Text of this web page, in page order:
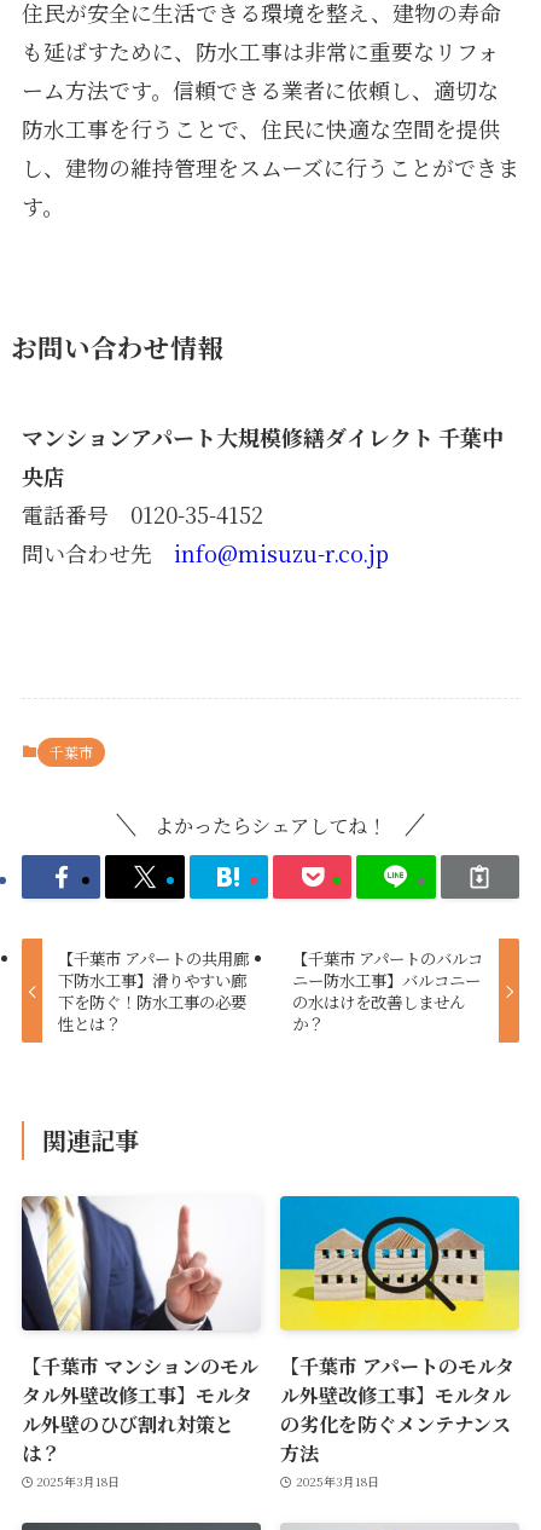
住民が安全に生活できる環境を整え、建物の寿命
も延ばすために、防水工事は非常に重要なリフォ
ーム方法です。信頼できる業者に依頼し、適切な
防水工事を行うことで、住民に快適な空間を提供
し、建物の維持管理をスムーズに行うことができま
す。
お問い合わせ情報
マンションアパート大規模修繕ダイレクト 千葉中
央店
電話番号 0120-35-4152
問い合わせ先 info@misuzu-r.co.jp
千葉市
よかったらシェアしてね！
【千葉市 アパートの共用廊
下防水工事】滑りやすい廊
下を防ぐ！防水工事の必要
性とは？
【千葉市 アパートのバルコ
ニー防水工事】バルコニー
の水はけを改善しません
か？
関連記事
【千葉市 マンションのモル
タル外壁改修工事】モルタ
ル外壁のひび割れ対策と
は？
2025年3月18日
【千葉市 アパートのモルタ
ル外壁改修工事】モルタル
の劣化を防ぐメンテナンス
方法
2025年3月18日